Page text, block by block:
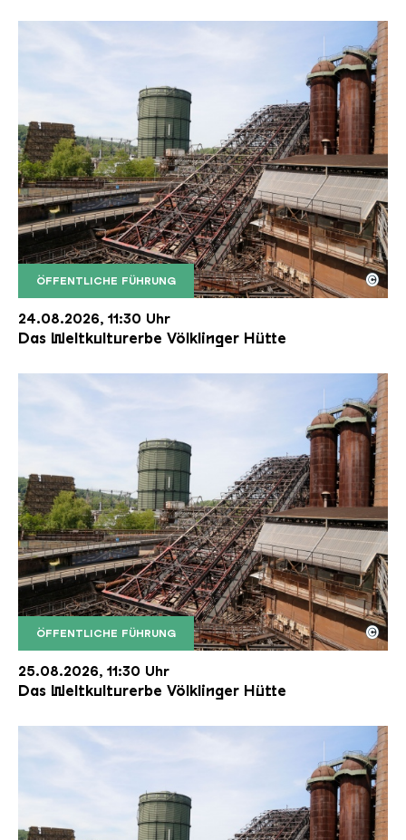
ÖFFENTLICHE FÜHRUNG
Der Erzschrägaufzug der Völklinger Hütte mit
Copyright: Weltkulturerbe Völklinger Hütte | Karl
©
24.08.2026, 11:30 Uhr
Das Weltkulturerbe Völklinger Hütte
ÖFFENTLICHE FÜHRUNG
Der Erzschrägaufzug der Völklinger Hütte mit
Copyright: Weltkulturerbe Völklinger Hütte | Karl
©
25.08.2026, 11:30 Uhr
Das Weltkulturerbe Völklinger Hütte